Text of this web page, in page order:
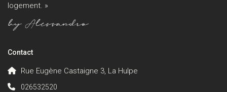
logement. »
Contact
Rue Eugène Castaigne 3, La Hulpe
026532520